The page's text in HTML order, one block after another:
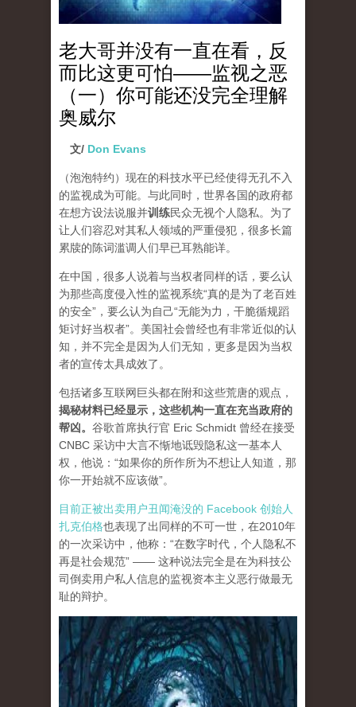
老大哥并没有一直在看，反
而比这更可怕——监视之恶
（一）你可能还没完全理解
奥威尔
文/ Don Evans
（泡泡特约） 现在的科技水平已经使得无孔不入
的监视成为可能。与此同时，世界各国的政府都
在想方设法说服并训练民众无视个人隐私。为了
让人们容忍对其私人领域的严重侵犯，很多长篇
累牍的陈词滥调人们早已耳熟能详。
在中国，很多人说着与当权者同样的话，要么认
为那些高度侵入性的监视系统“真的是为了老百姓
的安全”，要么认为自己“无能为力，干脆循规蹈
矩讨好当权者”。美国社会曾经也有非常近似的认
知，并不完全是因为人们无知，更多是因为当权
者的宣传太具成效了。
包括诸多互联网巨头都在附和这些荒唐的观点，
揭秘材料已经显示，这些机构一直在充当政府的
帮凶。 谷歌首席执行官 Eric Schmidt 曾经在接受
CNBC 采访中大言不惭地诋毁隐私这一基本人
权，他说：“如果你的所作所为不想让人知道，那
你一开始就不应该做”。
目前正被出卖用户丑闻淹没的 Facebook 创始人
扎克伯格也表现了出同样的不可一世，在2010年
的一次采访中，他称：“在数字时代，个人隐私不
再是社会规范” —— 这种说法完全是在为科技公
司倒卖用户私人信息的监视资本主义恶行做最无
耻的辩护。